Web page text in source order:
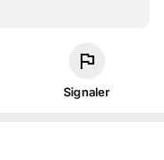
Signaler